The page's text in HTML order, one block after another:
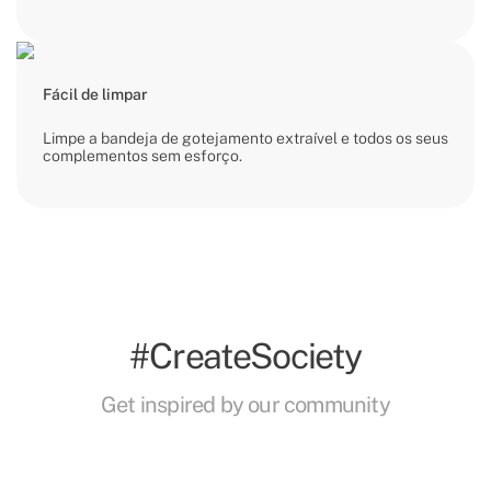
Fácil de limpar
Limpe a bandeja de gotejamento extraível e todos os seus
complementos sem esforço.
#CreateSociety
Get inspired by our community